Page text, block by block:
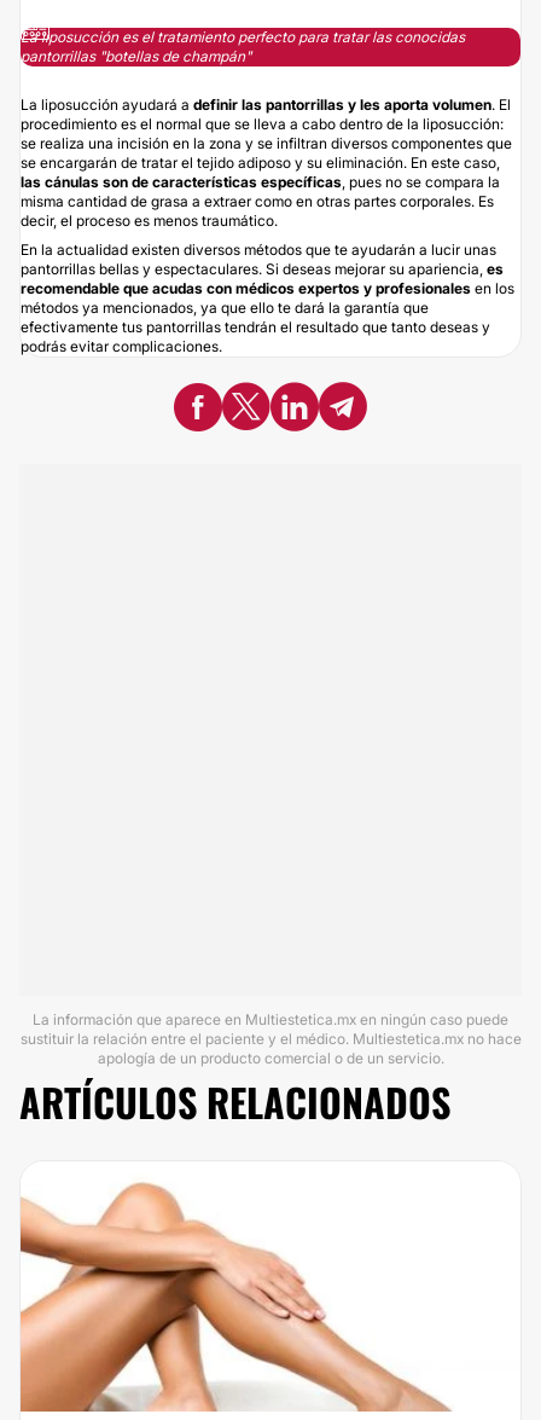
La liposucción es el tratamiento perfecto para tratar las conocidas
pantorrillas "botellas de champán"
La liposucción ayudará a definir las pantorrillas y les aporta volumen. El
procedimiento es el normal que se lleva a cabo dentro de la liposucción:
se realiza una incisión en la zona y se infiltran diversos componentes que
se encargarán de tratar el tejido adiposo y su eliminación. En este caso,
las cánulas son de características específicas, pues no se compara la
misma cantidad de grasa a extraer como en otras partes corporales. Es
decir, el proceso es menos traumático.
En la actualidad existen diversos métodos que te ayudarán a lucir unas
pantorrillas bellas y espectaculares. Si deseas mejorar su apariencia, es
recomendable que acudas con médicos expertos y profesionales en los
métodos ya mencionados, ya que ello te dará la garantía que
efectivamente tus pantorrillas tendrán el resultado que tanto deseas y
podrás evitar complicaciones.
La información que aparece en Multiestetica.mx en ningún caso puede
sustituir la relación entre el paciente y el médico. Multiestetica.mx no hace
apología de un producto comercial o de un servicio.
ARTÍCULOS RELACIONADOS